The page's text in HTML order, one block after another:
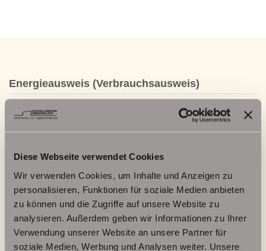
Diese Webseite verwendet Cookies
Wir verwenden Cookies, um Inhalte und Anzeigen zu
personalisieren, Funktionen für soziale Medien anbieten
zu können und die Zugriffe auf unsere Website zu
analysieren. Außerdem geben wir Informationen zu Ihrer
Verwendung unserer Website an unsere Partner für
soziale Medien, Werbung und Analysen weiter. Unsere
Energieausweis (Verbrauchsausweis)
144,70 kWh / (m²*a)
Energieverbrauchskennwert
Weitere Informationen